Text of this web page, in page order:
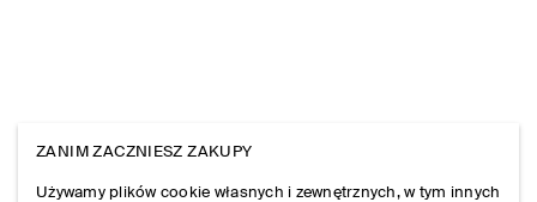
ZANIM ZACZNIESZ ZAKUPY
Używamy plików cookie własnych i zewnętrznych, w tym innych